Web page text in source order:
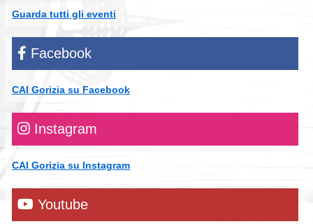
Guarda tutti gli eventi
Facebook
CAI Gorizia su Facebook
Instagram
CAI Gorizia su Instagram
Youtube